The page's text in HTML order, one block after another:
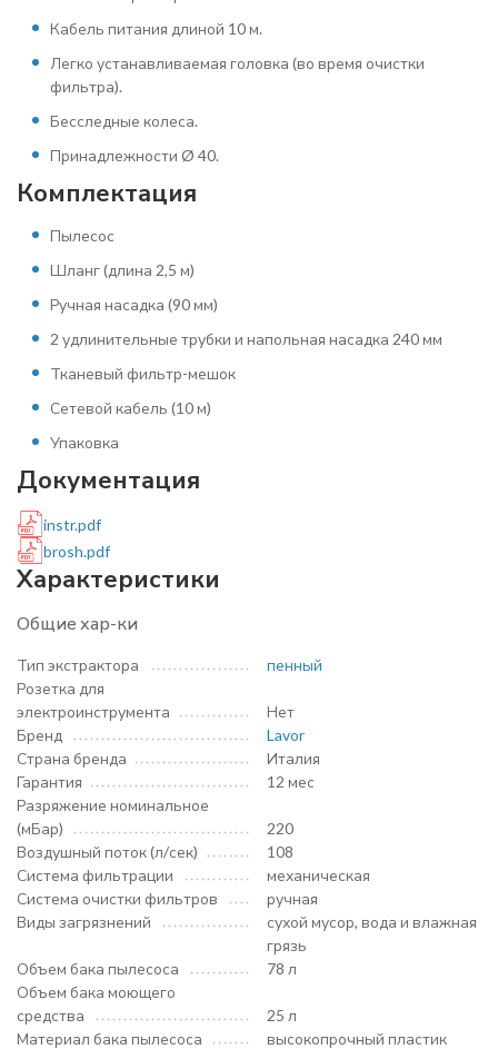
Кабель питания длиной 10 м.
Легко устанавливаемая головка (во время очистки
фильтра).
Бесследные колеса.
Принадлежности Ø 40.
Комплектация
Пылесос
Шланг (длина 2,5 м)
Ручная насадка (90 мм)
2 удлинительные трубки и напольная насадка 240 мм
Тканевый фильтр-мешок
Сетевой кабель (10 м)
Упаковка
Документация
instr.pdf
brosh.pdf
Характеристики
Общие хар-ки
Тип экстрактора
пенный
Розетка для
электроинструмента
Нет
Бренд
Lavor
Страна бренда
Италия
Гарантия
12 мес
Разряжение номинальное
(мБар)
220
Воздушный поток (л/сек)
108
Система фильтрации
механическая
Система очистки фильтров
ручная
Виды загрязнений
сухой мусор, вода и влажная
грязь
Объем бака пылесоса
78 л
Объем бака моющего
средства
25 л
Материал бака пылесоса
высокопрочный пластик